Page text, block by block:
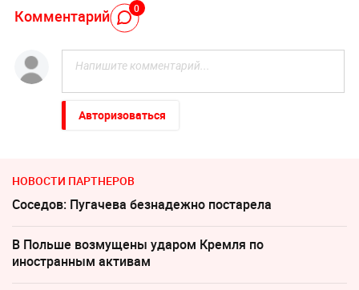
Комментарий 0
Авторизоваться
НОВОСТИ ПАРТНЕРОВ
Соседов: Пугачева безнадежно постарела
В Польше возмущены ударом Кремля по
иностранным активам